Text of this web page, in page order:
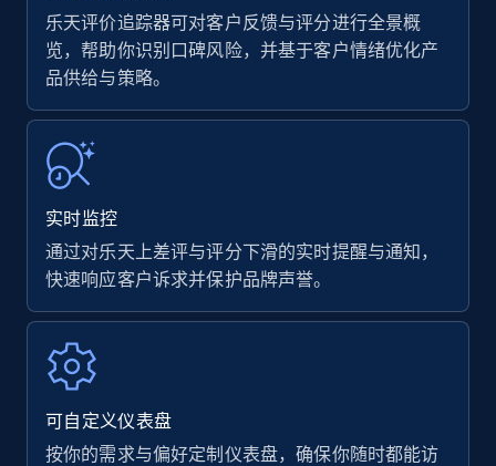
Amazon products - find products by using
upc numbers
Title, Seller name, Brand, Description, Initial
price, Currency, Availability, Reviews count, and
more.
35.2K+ 5.7K+ 立即开始
Amazon Reviews
URL, Product name, Product rating, Product
rating object, Product rating max, Rating,
Author name, Asin, and more.
乐天评价追踪器可对客户反馈与评分进行全景概
览，帮助你识别口碑风险，并基于客户情绪优化产
品供给与策略。
实时监控
通过对乐天上差评与评分下滑的实时提醒与通知，
快速响应客户诉求并保护品牌声誉。
可自定义仪表盘
按你的需求与偏好定制仪表盘，确保你随时都能访